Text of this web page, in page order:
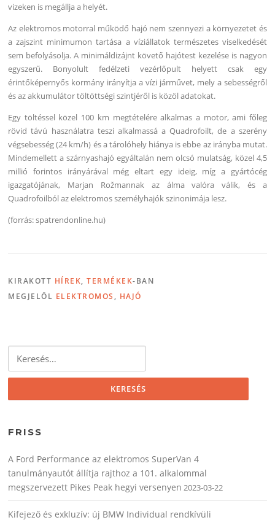
vizeken is megállja a helyét.
Az elektromos motorral működő hajó nem szennyezi a környezetet és
a zajszint minimumon tartása a víziállatok természetes viselkedését
sem befolyásolja. A minimáldizájnt követő hajótest kezelése is nagyon
egyszerű. Bonyolult fedélzeti vezérlőpult helyett csak egy
érintőképernyős kormány irányítja a vízi járművet, mely a sebességről
és az akkumulátor töltöttségi szintjéről is közöl adatokat.
Egy töltéssel közel 100 km megtételére alkalmas a motor, ami főleg
rövid távú használatra teszi alkalmassá a Quadrofoilt, de a szerény
végsebesség (24 km/h) és a tárolóhely hiánya is ebbe az irányba mutat.
Mindemellett a szárnyashajó egyáltalán nem olcsó mulatság, közel 4,5
millió forintos irányárával még eltart egy ideig, míg a gyártócég
igazgatójának, Marjan Rožmannak az álma valóra válik, és a
Quadrofoilból az elektromos személyhajók szinonimája lesz.
(forrás: spatrendonline.hu)
KIRAKOTT HÍREK,TERMÉKEK-BAN
MEGJELÖL ELEKTROMOS , HAJÓ
FRISS
A Ford Performance az elektromos SuperVan 4
tanulmányautót állítja rajthoz a 101. alkalommal
megszervezett Pikes Peak hegyi versenyen 2023-03-22
Kifejező és exkluzív: új BMW Individual rendkívüli